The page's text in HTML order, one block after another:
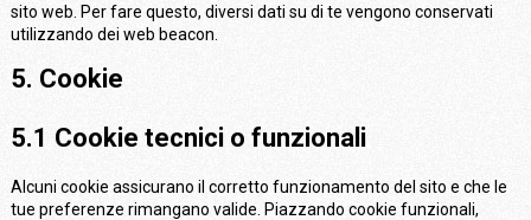
sito web. Per fare questo, diversi dati su di te vengono conservati
utilizzando dei web beacon.
5. Cookie
5.1 Cookie tecnici o funzionali
Alcuni cookie assicurano il corretto funzionamento del sito e che le
tue preferenze rimangano valide. Piazzando cookie funzionali,